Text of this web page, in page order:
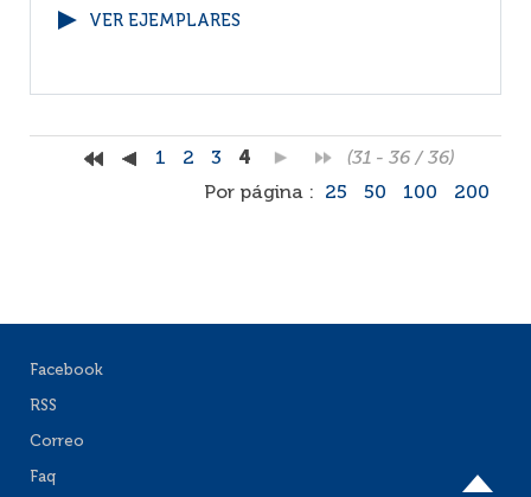
VER EJEMPLARES
1 2 3 4
(31 - 36 / 36)
Por página :
25 50 100 200
Facebook
RSS
Correo
Faq